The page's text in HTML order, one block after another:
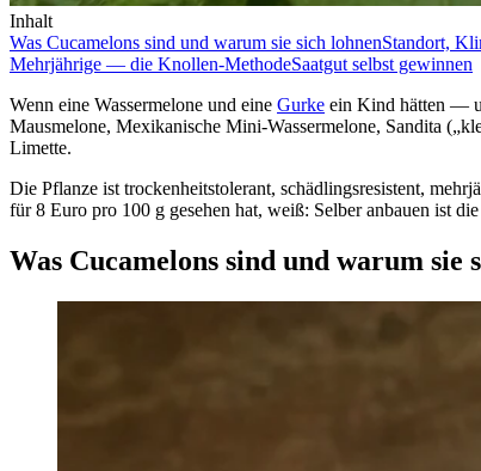
Inhalt
Was Cucamelons sind und warum sie sich lohnenStandort,
Mehrjährige — die Knollen-MethodeSaatgut selbst gewinnen
Wenn eine Wassermelone und eine Gurke ein Kind hätten —
Mausmelone, Mexikanische Mini-Wassermelone, Sandita
Limette.
Die Pflanze ist trockenheitstolerant, schädlingsresistent,
für 8 Euro pro 100 g gesehen hat, weiß: Selber anbauen ist
Was Cucamelons sind und warum sie